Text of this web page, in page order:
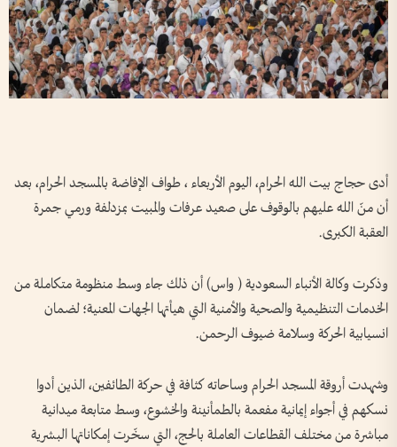
أدى حجاج بيت الله الحرام، اليوم الأربعاء ، طواف الإفاضة بالمسجد الحرام، بعد
أن منّ الله عليهم بالوقوف على صعيد عرفات والمبيت بمزدلفة ورمي جمرة
العقبة الكبرى.
وذكرت وكالة الأنباء السعودية ( واس) أن ذلك جاء وسط منظومة متكاملة من
الخدمات التنظيمية والصحية والأمنية التي هيأتها الجهات المعنية؛ لضمان
انسيابية الحركة وسلامة ضيوف الرحمن.
وشهدت أروقة المسجد الحرام وساحاته كثافة في حركة الطائفين، الذين أدوا
نسكهم في أجواء إيمانية مفعمة بالطمأنينة والخشوع، وسط متابعة ميدانية
مباشرة من مختلف القطاعات العاملة بالحج، التي سخّرت إمكاناتها البشرية